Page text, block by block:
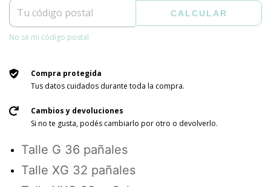
CALCULAR
No sé mi código postal
Compra protegida
Tus datos cuidados durante toda la compra.
Cambios y devoluciones
Si no te gusta, podés cambiarlo por otro o devolverlo.
Talle G 36 pañales
Talle XG 32 pañales